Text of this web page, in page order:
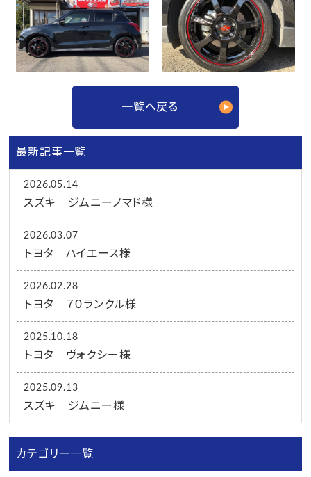
一覧へ戻る
最新記事一覧
2026.05.14
スズキ ジムニーノマド様
2026.03.07
トヨタ ハイエース様
2026.02.28
トヨタ ７０ランクル様
2025.10.18
トヨタ ヴォクシー様
2025.09.13
スズキ ジムニー様
カテゴリー一覧